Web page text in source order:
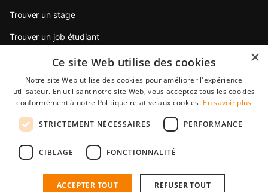
Trouver un stage
Trouver un job étudiant
Trouver un emploi jeune diplômé
Conseils pour postuler
Partenaires
StudentJob International est une filiale de YoungCapital • ©
2026 • All rights reserved •
Protection des données StudentJob FR score 4.5 - 10 reviews
×
Ce site Web utilise des cookies
Notre site Web utilise des cookies pour améliorer l'expérience
utilisateur. En utilisant notre site Web, vous acceptez tous les cookies
conformément à notre Politique relative aux cookies. En savoir plus
STRICTEMENT NÉCESSAIRES PERFORMANCE
CIBLAGE FONCTIONNALITÉ
ACCEPTER TOUT REFUSER TOUT